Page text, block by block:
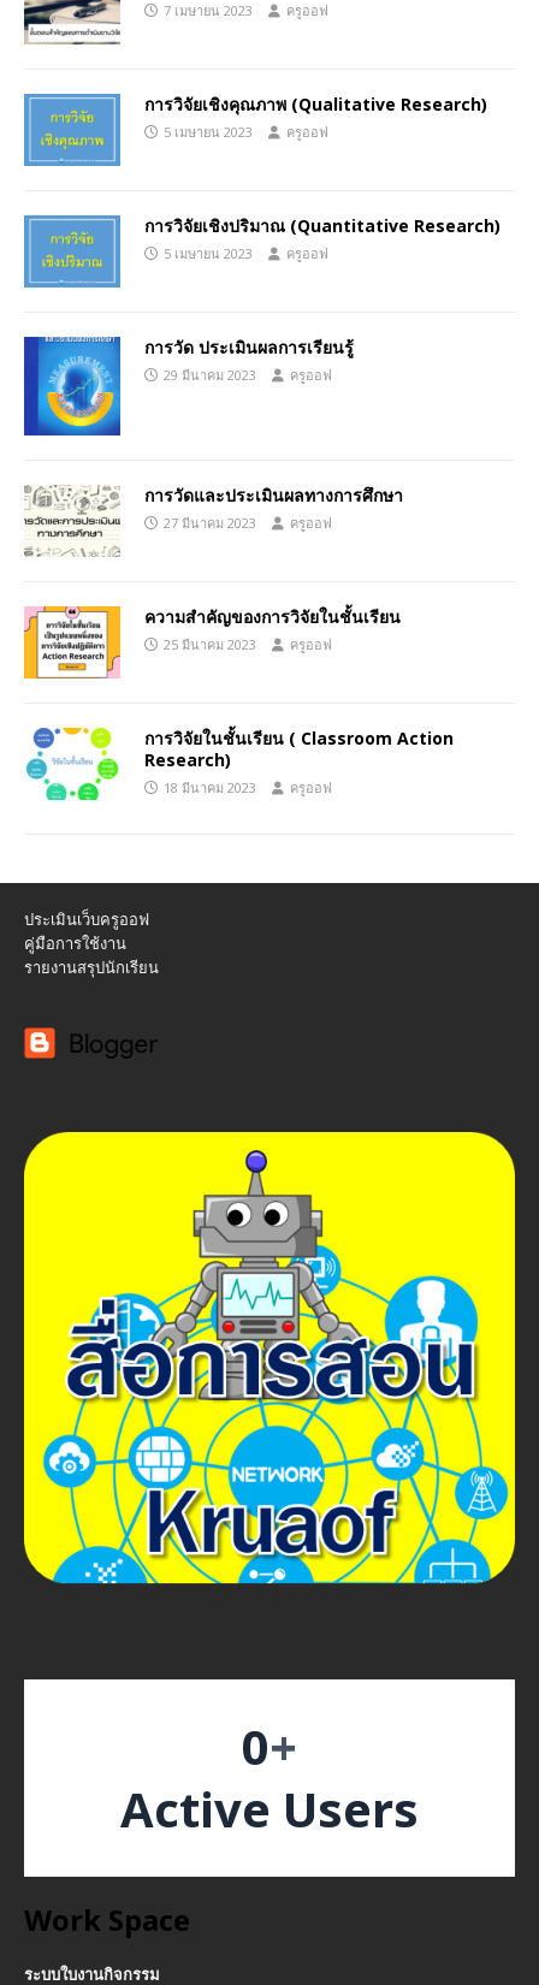
7 เมษายน 2023 ครูออฟ
การวิจัยเชิงคุณภาพ (Qualitative Research)
5 เมษายน 2023 ครูออฟ
การวิจัยเชิงปริมาณ (Quantitative Research)
5 เมษายน 2023 ครูออฟ
การวัด ประเมินผลการเรียนรู้
29 มีนาคม 2023 ครูออฟ
การวัดและประเมินผลทางการศึกษา
27 มีนาคม 2023 ครูออฟ
ความสำคัญของการวิจัยในชั้นเรียน
25 มีนาคม 2023 ครูออฟ
การวิจัยในชั้นเรียน ( Classroom Action
Research)
18 มีนาคม 2023 ครูออฟ
ประเมินเว็บครูออฟ
คู่มือการใช้งาน
รายงานสรุปนักเรียน
0+
Active Users
Work Space
ระบบใบงานกิจกรรม